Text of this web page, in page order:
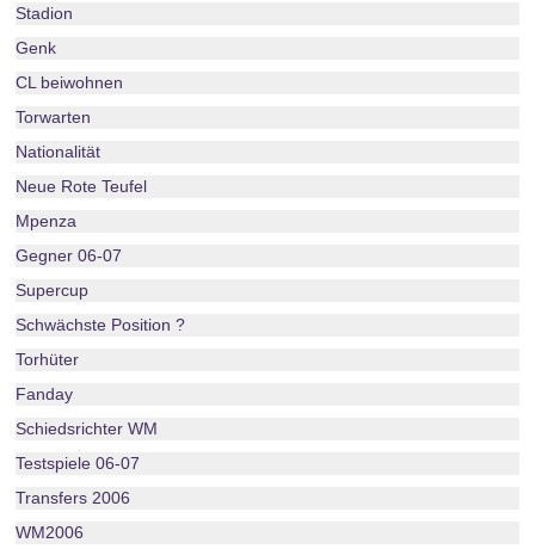
Stadion
Genk
CL beiwohnen
Torwarten
Nationalität
Neue Rote Teufel
Mpenza
Gegner 06-07
Supercup
Schwächste Position ?
Torhüter
Fanday
Schiedsrichter WM
Testspiele 06-07
Transfers 2006
WM2006